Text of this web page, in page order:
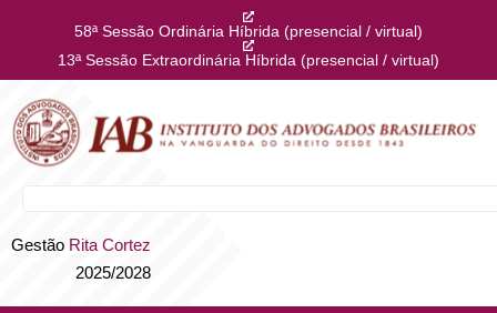
58ª Sessão Ordinária Híbrida (presencial / virtual)
13ª Sessão Extraordinária Híbrida (presencial / virtual)
Gestão Rita Cortez
2025/2028